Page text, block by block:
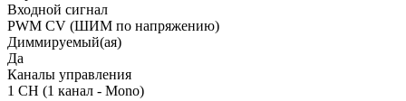
Входной сигнал
PWM СV (ШИМ по напряжению)
Диммируемый(ая)
Да
Каналы управления
1 CH (1 канал - Mono)